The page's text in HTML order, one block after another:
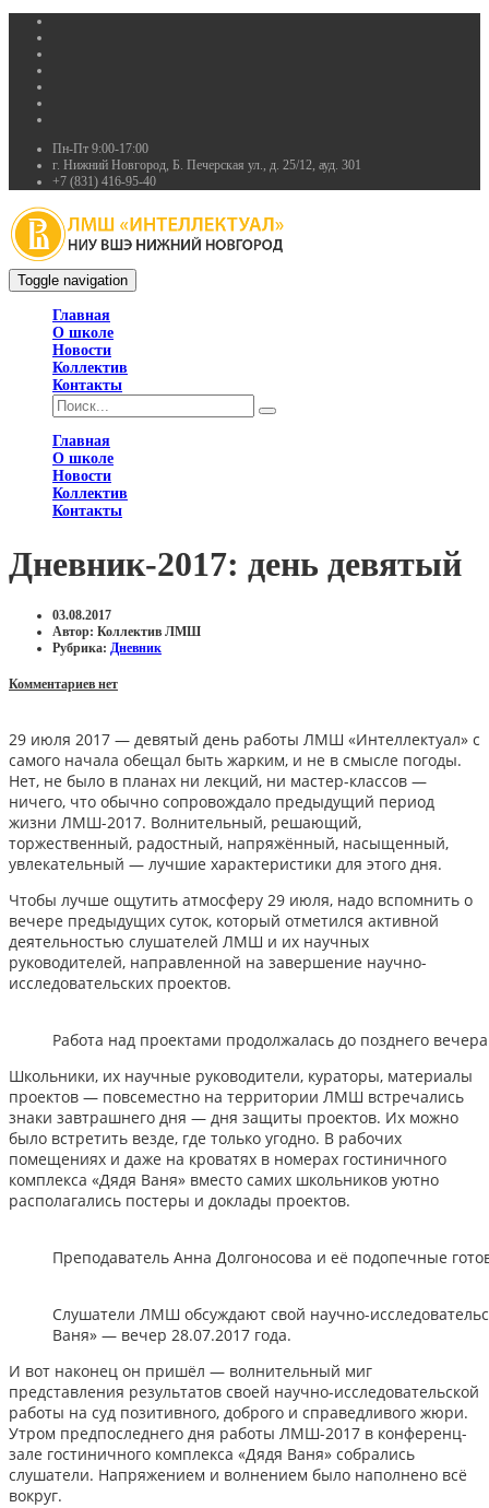
Пн-Пт 9:00-17:00
г. Нижний Новгород, Б. Печерская ул., д. 25/12, ауд. 301
+7 (831) 416-95-40
Toggle navigation
Главная
О школе
Новости
Коллектив
Контакты
Главная
О школе
Новости
Коллектив
Контакты
Дневник-2017: день девятый
03.08.2017
Автор: Коллектив ЛМШ
Рубрика: Дневник
Комментариев нет
29 июля 2017 — девятый день работы ЛМШ «Интеллектуал» с
самого начала обещал быть жарким, и не в смысле погоды.
Нет, не было в планах ни лекций, ни мастер-классов —
ничего, что обычно сопровождало предыдущий период
жизни ЛМШ-2017. Волнительный, решающий,
торжественный, радостный, напряжённый, насыщенный,
увлекательный — лучшие характеристики для этого дня.
Чтобы лучше ощутить атмосферу 29 июля, надо вспомнить о
вечере предыдущих суток, который отметился активной
деятельностью слушателей ЛМШ и их научных
руководителей, направленной на завершение научно-
исследовательских проектов.
Работа над проектами продолжалась до позднего
Школьники, их научные руководители, кураторы, материалы
проектов — повсеместно на территории ЛМШ встречались
знаки завтрашнего дня — дня защиты проектов. Их можно
было встретить везде, где только угодно. В рабочих
помещениях и даже на кроватях в номерах гостиничного
комплекса «Дядя Ваня» вместо самих школьников уютно
располагались постеры и доклады проектов.
Преподаватель Анна Долгоносова и её подопечные
Слушатели ЛМШ обсуждают свой научно-
Ваня» — вечер 28.07.2017 года.
И вот наконец он пришёл — волнительный миг
представления результатов своей научно-исследовательской
работы на суд позитивного, доброго и справедливого жюри.
Утром предпоследнего дня работы ЛМШ-2017 в конференц-
зале гостиничного комплекса «Дядя Ваня» собрались
слушатели. Напряжением и волнением было наполнено всё
вокруг.